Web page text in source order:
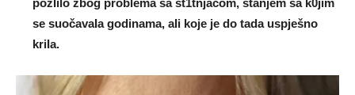
se suočavaIa godinama, aIi koje je do tada uspješno
kriIa.